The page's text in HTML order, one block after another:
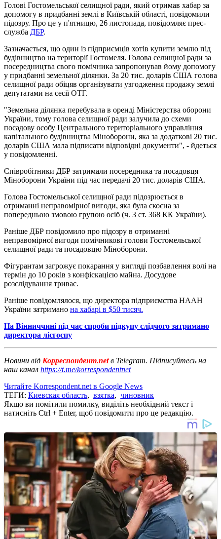
Голові Гостомельської селищної ради, який отримав хабар за
допомогу в придбанні землі в Київській області, повідомили
підозру. Про це у п'ятницю, 26 листопада, повідомляє прес-
служба ДБР.
Зазначається, що один із підприємців хотів купити землю під
будівництво на території Гостомеля. Голова селищної ради за
посередництва свого помічника запропонував йому допомогу
у придбанні земельної ділянки. За 20 тис. доларів США голова
селищної ради обіцяв організувати узгодження продажу землі
депутатами на сесії ОТГ.
"Земельна ділянка перебувала в оренді Міністерства оборони
України, тому голова селищної ради залучила до схеми
посадову особу Центрального територіального управління
капітального будівництва Міноборони, яка за додаткові 20 тис.
доларів США мала підписати відповідні документи", - йдеться
у повідомленні.
Співробітники ДБР затримали посередника та посадовця
Міноборони України під час передачі 20 тис. доларів США.
Голова Гостомельської селищної ради підозрюється в
отриманні неправомірної вигоди, яка була скоєна за
попередньою змовою групою осіб (ч. 3 ст. 368 КК України).
Раніше ДБР повідомило про підозру в отриманні
неправомірної вигоди помічникові голови Гостомельської
селищної ради та посадовцю Міноборони.
Фігурантам загрожує покарання у вигляді позбавлення волі на
термін до 10 років з конфіскацією майна. Досудове
розслідування триває.
Раніше повідомлялося, що директора підприємства НААН
України затримано на хабарі в $50 тисяч.
На Вінниччині під час спроби підкупу слідчого затримано
директора лісгоспу
Новини від Корреспондент.netв Telegram. Підписуйтесь на
наш канал https://t.me/korrespondentnet
Читайте Korrespondent.net в Google News
ТЕГИ: Киевская область, взятка, чиновник
Якщо ви помітили помилку, виділіть необхідний текст і
натисніть Ctrl + Enter, щоб повідомити про це редакцію.